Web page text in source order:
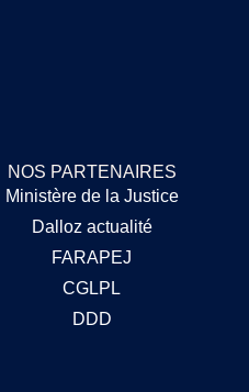
NOS PARTENAIRES
Ministère de la Justice
Dalloz actualité
FARAPEJ
CGLPL
DDD